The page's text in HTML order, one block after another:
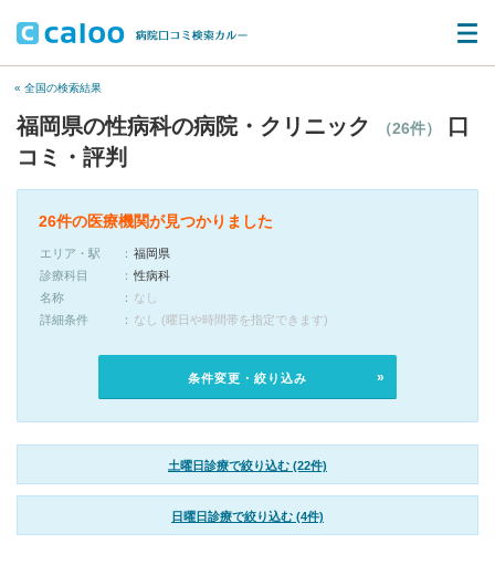
« 全国の検索結果
福岡県の性病科の病院・クリニック （26件）
口
コミ・評判
26件の医療機関が見つかりました
エリア・駅
福岡県
診療科目
性病科
名称
なし
詳細条件
なし (曜日や時間帯を指定できます)
条件変更・絞り込み
土曜日診療で絞り込む (22件)
日曜日診療で絞り込む (4件)